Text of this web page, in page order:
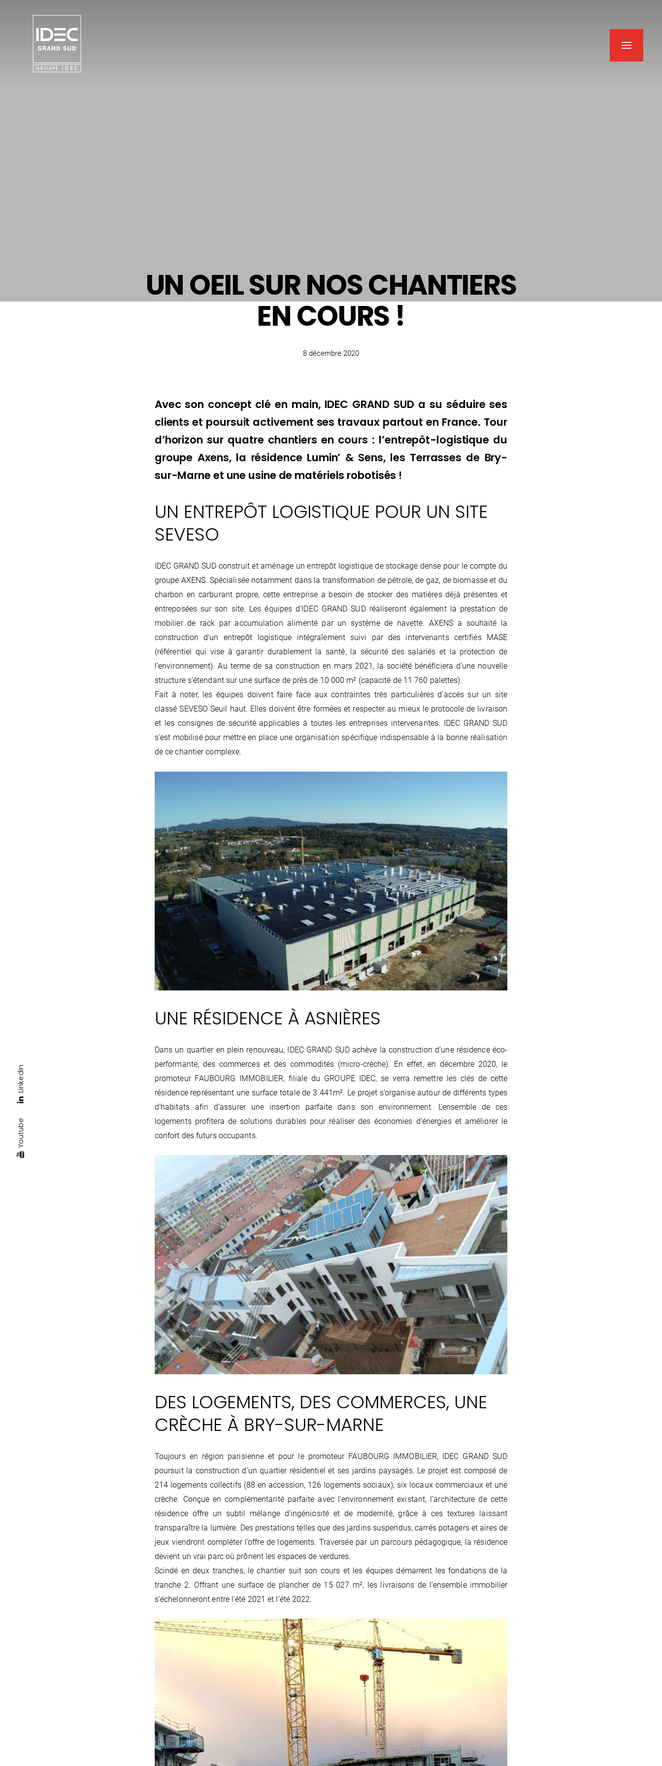
UN OEIL SUR NOS CHANTIERS
EN COURS !
8 décembre 2020
Avec son concept clé en main, IDEC GRAND SUD a su séduire ses
clients et poursuit activement ses travaux partout en France. Tour
d’horizon sur quatre chantiers en cours : l’entrepôt-logistique du
groupe Axens, la résidence Lumin’ & Sens, les Terrasses de Bry-
sur-Marne et une usine de matériels robotisés !
UN ENTREPÔT LOGISTIQUE POUR UN SITE
SEVESO
IDEC GRAND SUD construit et aménage un entrepôt logistique de stockage dense pour le compte du
groupe AXENS. Spécialisée notamment dans la transformation de pétrole, de gaz, de biomasse et du
charbon en carburant propre, cette entreprise a besoin de stocker des matières déjà présentes et
entreposées sur son site. Les équipes d’IDEC GRAND SUD réaliseront également la prestation de
mobilier de rack par accumulation alimenté par un système de navette. AXENS a souhaité la
construction d’un entrepôt logistique intégralement suivi par des intervenants certifiés MASE
(référentiel qui vise à garantir durablement la santé, la sécurité des salariés et la protection de
l’environnement). Au terme de sa construction en mars 2021, la société bénéficiera d’une nouvelle
structure s’étendant sur une surface de près de 10 000 m² (capacité de 11 760 palettes).
Fait à noter, les équipes doivent faire face aux contraintes très particulières d’accès sur un site
classé SEVESO Seuil haut. Elles doivent être formées et respecter au mieux le protocole de livraison
et les consignes de sécurité applicables à toutes les entreprises intervenantes. IDEC GRAND SUD
s’est mobilisé pour mettre en place une organisation spécifique indispensable à la bonne réalisation
de ce chantier complexe.
UNE RÉSIDENCE À ASNIÈRES
Dans un quartier en plein renouveau, IDEC GRAND SUD achève la construction d’une résidence éco-
performante, des commerces et des commodités (micro-crèche). En effet, en décembre 2020, le
promoteur FAUBOURG IMMOBILIER, filiale du GROUPE IDEC, se verra remettre les clés de cette
résidence représentant une surface totale de 3 441m². Le projet s’organise autour de différents types
d’habitats afin d’assurer une insertion parfaite dans son environnement. L’ensemble de ces
logements profitera de solutions durables pour réaliser des économies d’énergies et améliorer le
confort des futurs occupants.
DES LOGEMENTS, DES COMMERCES, UNE
CRÈCHE À BRY-SUR-MARNE
Toujours en région parisienne et pour le promoteur FAUBOURG IMMOBILIER, IDEC GRAND SUD
poursuit la construction d’un quartier résidentiel et ses jardins paysagés. Le projet est composé de
214 logements collectifs (88 en accession, 126 logements sociaux), six locaux commerciaux et une
crèche. Conçue en complémentarité parfaite avec l’environnement existant, l’architecture de cette
résidence offre un subtil mélange d’ingéniosité et de modernité, grâce à ces textures laissant
transparaître la lumière. Des prestations telles que des jardins suspendus, carrés potagers et aires de
jeux viendront compléter l’offre de logements. Traversée par un parcours pédagogique, la résidence
devient un vrai parc où prônent les espaces de verdures.
Scindé en deux tranches, le chantier suit son cours et les équipes démarrent les fondations de la
tranche 2. Offrant une surface de plancher de 15 027 m², les livraisons de l’ensemble immobilier
s’échelonneront entre l’été 2021 et l’été 2022.
Youtube
Linkedin